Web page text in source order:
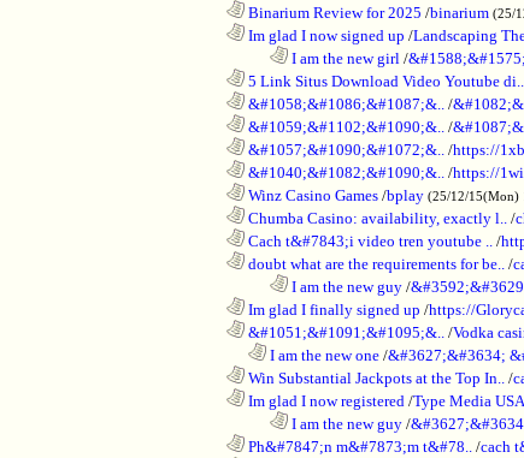
Binarium Review for 2025 /binarium (25/
Im glad I now signed up /Landscaping
I am the new girl /
5 Link Situs Download Video Youtube di..
&#1058;&#1086;&#1087;&.. /
&#1059;&#1102;&#1090;&.. /
&#1057;&#1090;&#1072;&.. /https://
&#1040;&#1082;&#1090;&.. /https://
Winz Casino Games /bplay (25/12/15(Mon)
Chumba Casino: availability, exactly l.. /
Cach t&#7843;i video tren youtube .. /
doubt what are the requirements for be.. /
I am the new guy /
Im glad I finally signed up /https://
&#1051;&#1091;&#1095;&.. /Vodka
I am the new one /&#3627;&#3634;
Win Substantial Jackpots at the Top In.. /
Im glad I now registered /Type Media USA
I am the new guy /
Ph&#7847;n m&#7873;m t&#78.. /cach